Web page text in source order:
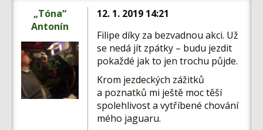
„Tóna“
Antonín
12. 1. 2019 14:21
Filipe díky za bezvadnou akci. Už
se nedá jít zpátky – budu jezdit
pokaždé jak to jen trochu půjde.
Krom jezdeckých zážitků
a poznatků mi ještě moc těší
spolehlivost a vytříbené chování
mého jaguaru.